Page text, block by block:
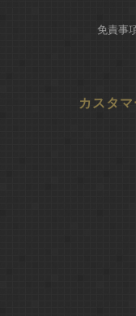
免責事
カスタ